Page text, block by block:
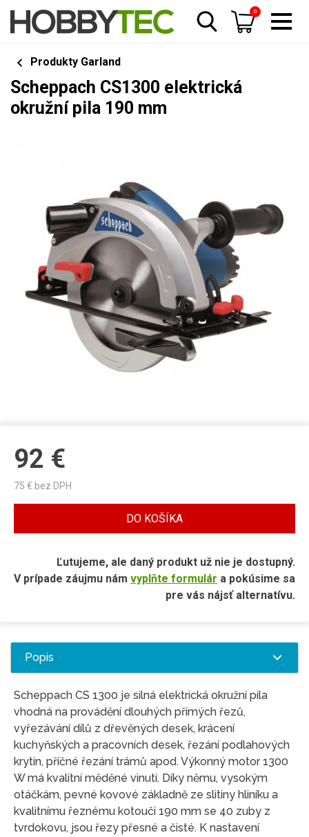
0
Produkty Garland
Scheppach CS1300 elektrická
okružní pila 190 mm
92 €
75 € bez DPH
DO KOŠÍKA
Ľutujeme, ale daný produkt už nie je dostupný.
V prípade záujmu nám vyplňte formulár a pokúsime sa
pre vás nájsť alternatívu.
Popis
Scheppach CS 1300 je silná elektrická okružní pila
vhodná na provádění dlouhých přímých řezů,
vyřezávání dílů z dřevěných desek, krácení
kuchyňských a pracovních desek, řezání podlahových
krytin, příčné řezání trámů apod. Výkonný motor 1300
W má kvalitní měděné vinutí. Díky němu, vysokým
otáčkám, pevné kovové základně ze slitiny hliníku a
kvalitnímu řeznému kotouči 190 mm se 40 zuby z
tvrdokovu, jsou řezy přesné a čisté. K nastavení